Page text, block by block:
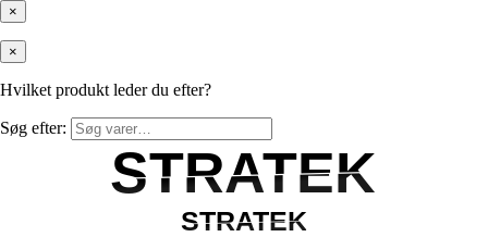
×
×
Hvilket produkt leder du efter?
Søg efter:
STRATEK
STRATEK
STRATEK
STRATEK